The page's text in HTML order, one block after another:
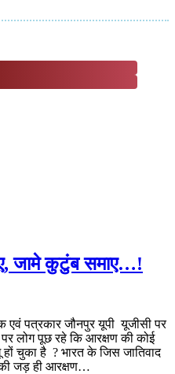
जामे कुटुंब समाए…!
एवं पत्रकार जौनपुर यूपी यूजीसी पर
लोग पूछ रहे कि आरक्षण की कोई
हों चुका है ? भारत के जिस जातिवाद
जड़ ही आरक्षण…